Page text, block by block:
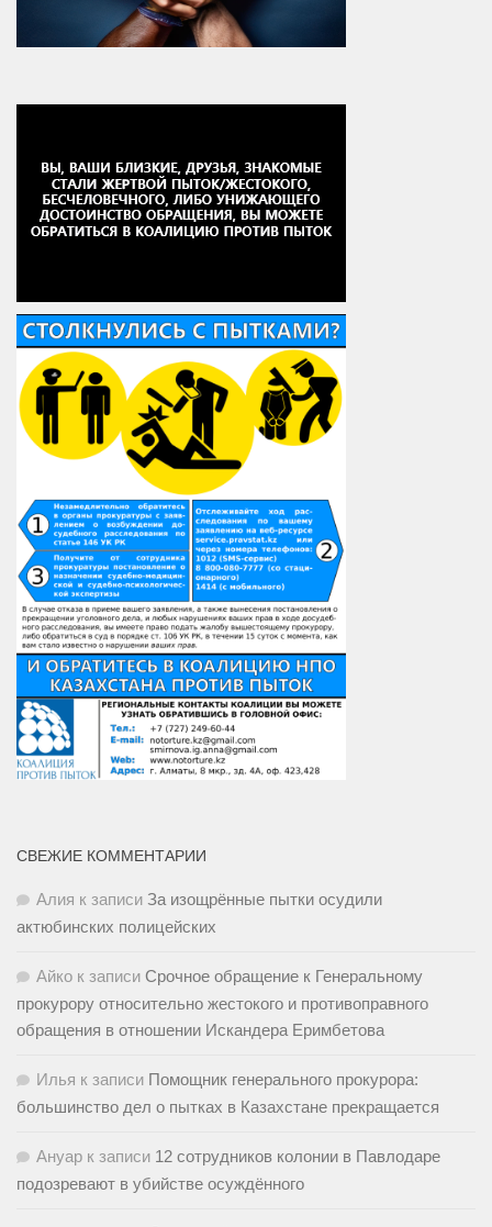
СВЕЖИЕ КОММЕНТАРИИ
Алия к записи За изощрённые пытки осудили
актюбинских полицейских
Айко к записи Срочное обращение к Генеральному
прокурору относительно жестокого и противоправного
обращения в отношении Искандера Еримбетова
Илья к записи Помощник генерального прокурора:
большинство дел о пытках в Казахстане прекращается
Ануар к записи 12 сотрудников колонии в Павлодаре
подозревают в убийстве осуждённого